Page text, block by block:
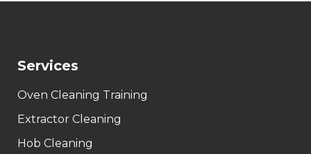
Services
Oven Cleaning Training
Extractor Cleaning
Hob Cleaning